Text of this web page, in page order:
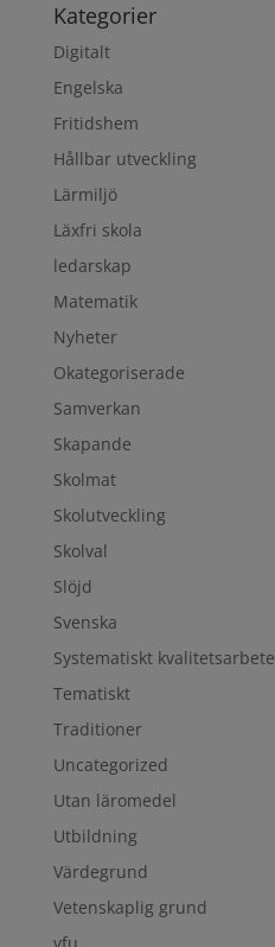
Kategorier
Digitalt
Engelska
Fritidshem
Hållbar utveckling
Lärmiljö
Läxfri skola
ledarskap
Matematik
Nyheter
Okategoriserade
Samverkan
Skapande
Skolmat
Skolutveckling
Skolval
Slöjd
Svenska
Systematiskt kvalitetsarbete
Tematiskt
Traditioner
Uncategorized
Utan läromedel
Utbildning
Värdegrund
Vetenskaplig grund